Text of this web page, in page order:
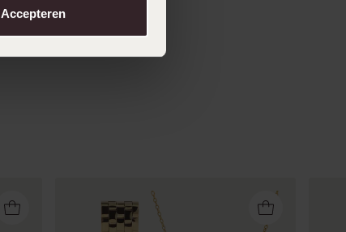
Accepteren